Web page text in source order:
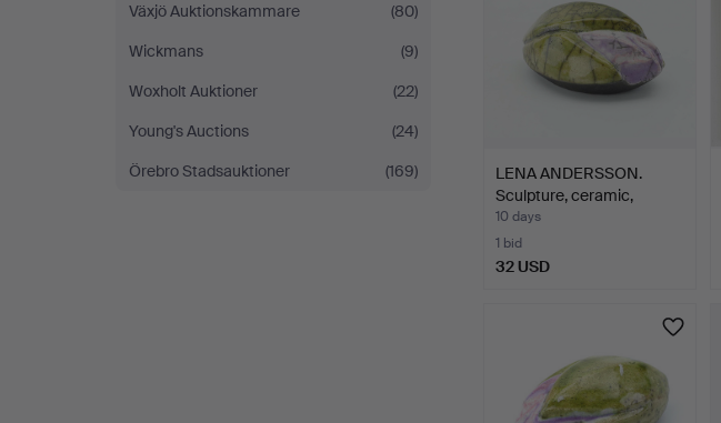
Växjö Auktionskammare
(80)
Wickmans
(9)
Woxholt Auktioner
(22)
Young's Auctions
(24)
Örebro Stadsauktioner
(169)
LENA ANDERSSON.
Sculpture, ceramic,
beetle…
10 days
1 bid
32 USD